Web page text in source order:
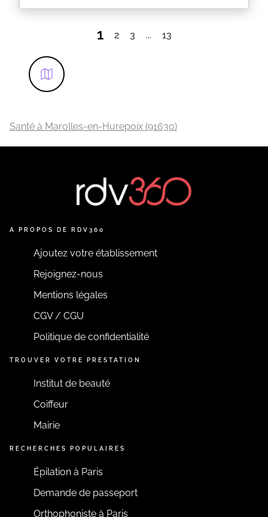
Le docteur Jacques LE COZ est médecin
conventionné secteur 1, accepte la carte vitale et se
vous.
1 2 3 ... 13
Santé à Marolles-en-Hurepoix (91630)
A PROPOS DE RDV360
Ajoutez votre établissement
Rejoignez-nous
Mentions légales
CGV / CGU
Politique de confidentialité
TROUVER VOTRE PRESTATION
Institut de beauté
Coiffeur
Mairie
RECHERCHES POPULAIRES
Épilation à Paris
Demande de passeport
Orthophoniste à Paris